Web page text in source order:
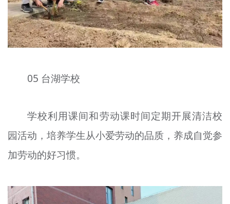
05 台湖学校
学校利用课间和劳动课时间定期开展清洁校
园活动，培养学生从小爱劳动的品质，养成自觉参
加劳动的好习惯。